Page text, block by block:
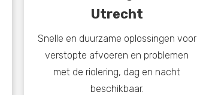
Utrecht
Snelle en duurzame oplossingen voor
verstopte afvoeren en problemen
met de riolering, dag en nacht
beschikbaar.